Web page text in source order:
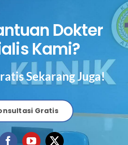
Dokter
Kami?
Sekarang Juga!
Gratis